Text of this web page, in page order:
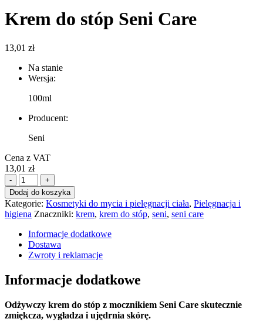
Krem do stóp Seni Care
13,01 zł
Na stanie
Wersja:
100ml
Producent:
Seni
Cena z VAT
13,01 zł
ilość
Krem
do
stóp
Seni
Care
-
+
Dodaj do koszyka
Kategorie: Kosmetyki do mycia i pielęgnacji ciała, Pielęgnacja i
higiena Znaczniki: krem, krem do stóp, seni, seni care
Informacje dodatkowe
Dostawa
Zwroty i reklamacje
Informacje dodatkowe
Odżywczy krem do stóp z mocznikiem Seni Care skutecznie
zmiękcza, wygładza i ujędrnia skórę.